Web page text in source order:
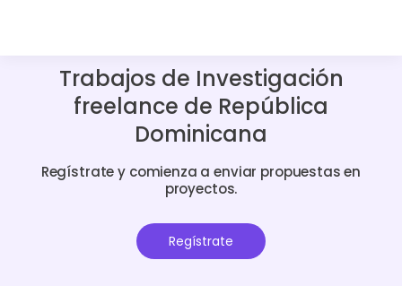
Trabajos de Investigación
freelance de República
Dominicana
Regístrate y comienza a enviar propuestas en
proyectos.
Regístrate